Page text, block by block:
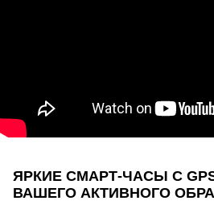
ЯРКИЕ СМАРТ-ЧАСЫ С
ВАШЕГО АКТИВНОГО